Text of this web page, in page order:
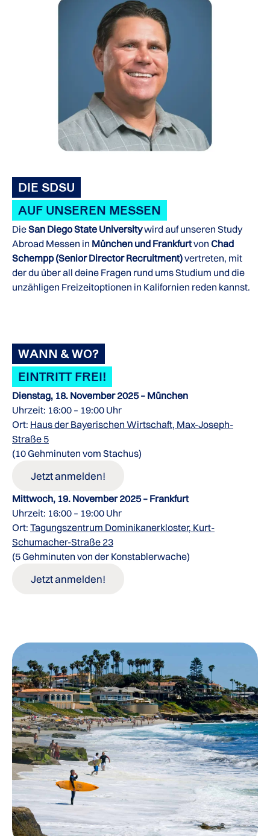
DIE SDSU
AUF UNSEREN MESSEN
DieSan Diego State Universitywird auf unseren Study
Abroad Messen in München und Frankfurtvon Chad
Schempp(Senior Director Recruitment)vertreten, mit
der du über all deine Fragen rund ums Studium und die
unzähligen Freizeitoptionen in Kalifornien reden kannst.
WANN & WO?
EINTRITT FREI!
Dienstag, 18. November 2025 – München
Uhrzeit: 16:00 – 19:00 Uhr
Ort: Haus der Bayerischen Wirtschaft, Max-Joseph-
Straße 5
(10 Gehminuten vom Stachus)
Jetzt anmelden!
Mittwoch, 19. November 2025 – Frankfurt
Uhrzeit: 16:00 – 19:00 Uhr
Ort: Tagungszentrum Dominikanerkloster, Kurt-
Schumacher-Straße 23
(5 Gehminuten von der Konstablerwache)
Jetzt anmelden!